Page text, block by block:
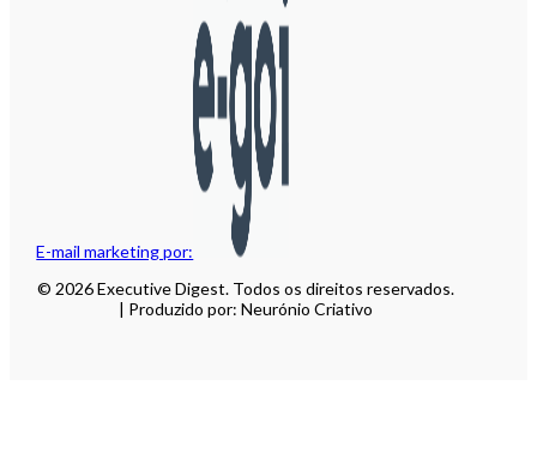
E-mail marketing por:
© 2026 Executive Digest. Todos os direitos reservados.
| Produzido por: Neurónio Criativo